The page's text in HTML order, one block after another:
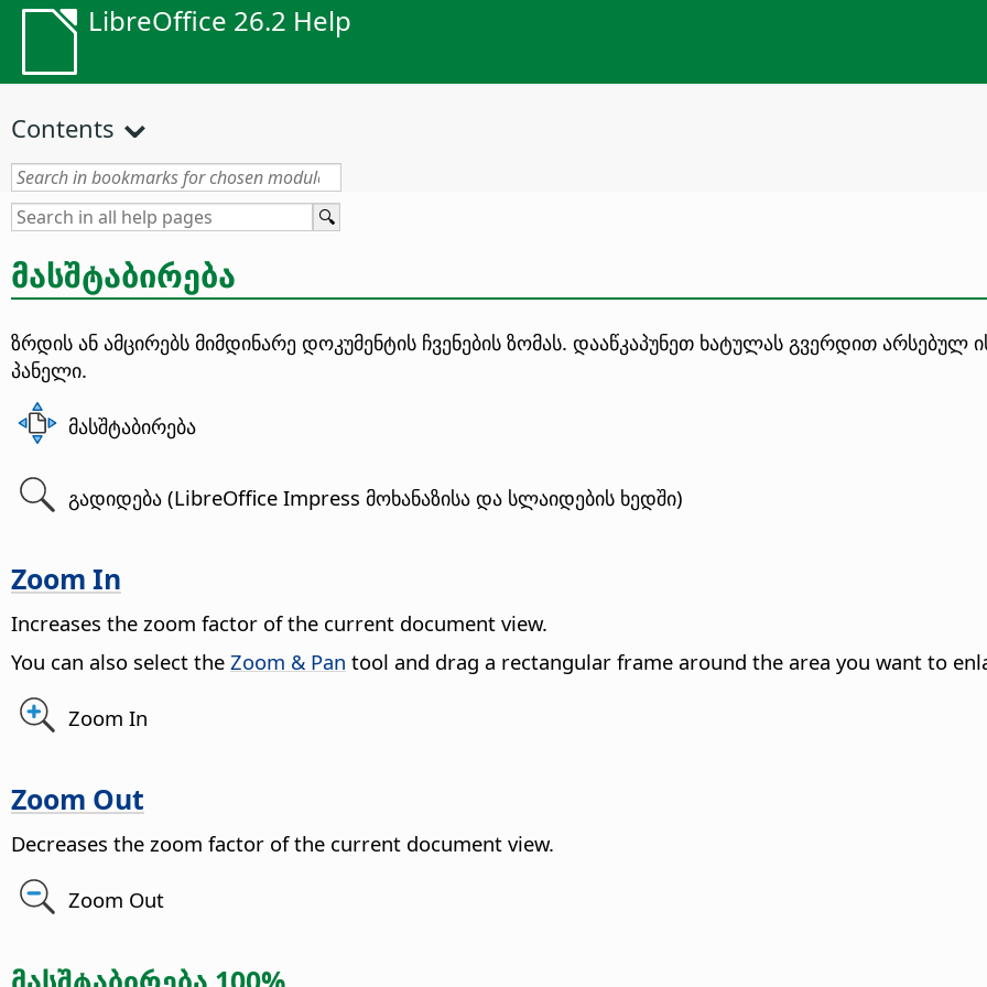
LibreOffice 26.2 Help
Contents
მასშტაბირება
ზრდის ან ამცირებს მიმდინარე დოკუმენტის ჩვენების ზომას. დააწკაპუნეთ ხატულას გვერდით არსებულ
პანელი.
მასშტაბირება
გადიდება (LibreOffice Impress მოხანაზისა და სლაიდების ხედში)
Zoom In
Increases the zoom factor of the current document view.
You can also select the Zoom & Pan tool and drag a rectangular frame around the area you want to
Zoom In
Zoom Out
Decreases the zoom factor of the current document view.
Zoom Out